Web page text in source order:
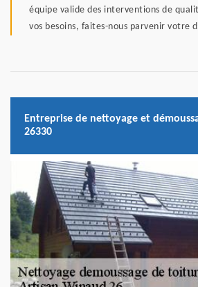
équipe valide des interventions de
vos besoins, faites-nous parvenir votre
Entreprise de nettoyage et
26330